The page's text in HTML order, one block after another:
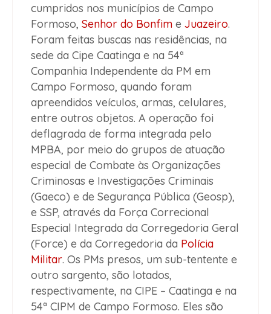
cumpridos nos municípios de Campo
Formoso, Senhor do Bonfim e Juazeiro.
Foram feitas buscas nas residências, na
sede da Cipe Caatinga e na 54ª
Companhia Independente da PM em
Campo Formoso, quando foram
apreendidos veículos, armas, celulares,
entre outros objetos. A operação foi
deflagrada de forma integrada pelo
MPBA, por meio do grupos de atuação
especial de Combate às Organizações
Criminosas e Investigações Criminais
(Gaeco) e de Segurança Pública (Geosp),
e SSP, através da Força Correcional
Especial Integrada da Corregedoria Geral
(Force) e da Corregedoria da Polícia
Militar. Os PMs presos, um sub-tentente e
outro sargento, são lotados,
respectivamente, na CIPE – Caatinga e na
54ª CIPM de Campo Formoso. Eles são